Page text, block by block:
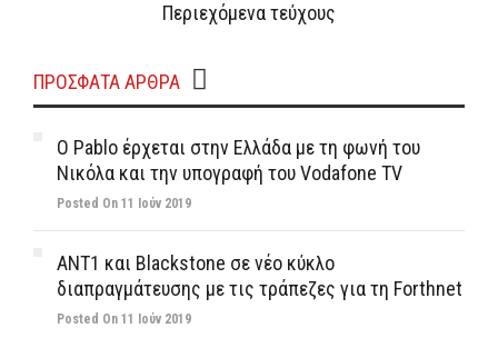
Περιεχόμενα τεύχους
ΠΡΌΣΦΑΤΑ ΆΡΘΡΑ
Ο Pablo έρχεται στην Ελλάδα με τη φωνή του
Νικόλα και την υπογραφή του Vodafone TV
Posted On 11 Ιούν 2019
ΑΝΤ1 και Blackstone σε νέο κύκλο
διαπραγμάτευσης με τις τράπεζες για τη Forthnet
Posted On 11 Ιούν 2019